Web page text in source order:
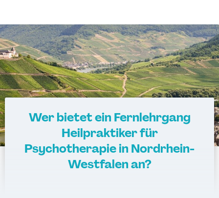
Wer bietet ein Fernlehrgang
Heilpraktiker für
Psychotherapie in Nordrhein-
Westfalen an?